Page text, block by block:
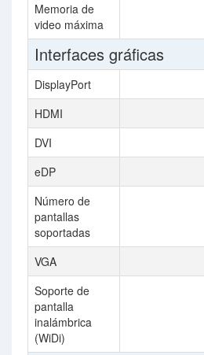
Memoria de
video máxima
Interfaces gráficas
DisplayPort
HDMI
DVI
eDP
Número de
pantallas
soportadas
VGA
Soporte de
pantalla
inalámbrica
(WiDi)